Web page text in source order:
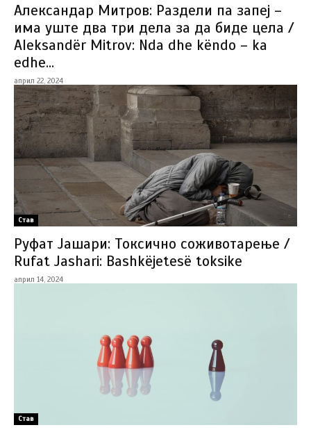
Александар Митров: Раздели па запеј –
има уште два три дела за да биде цела /
Aleksandër Mitrov: Nda dhe këndo – ka
edhe...
април 22, 2024
Став
Руфат Јашари: Токсично соживотарење /
Rufat Jashari: Bashkëjetesë toksike
април 14, 2024
Став